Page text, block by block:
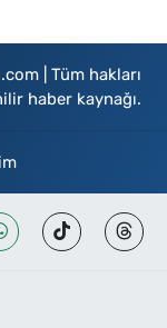
| Tüm hakları
haber kaynağı.